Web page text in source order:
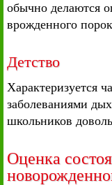
обычно делаются
врожденного
Детство
Характеризуется
заболеваниями
школьников
Оценка